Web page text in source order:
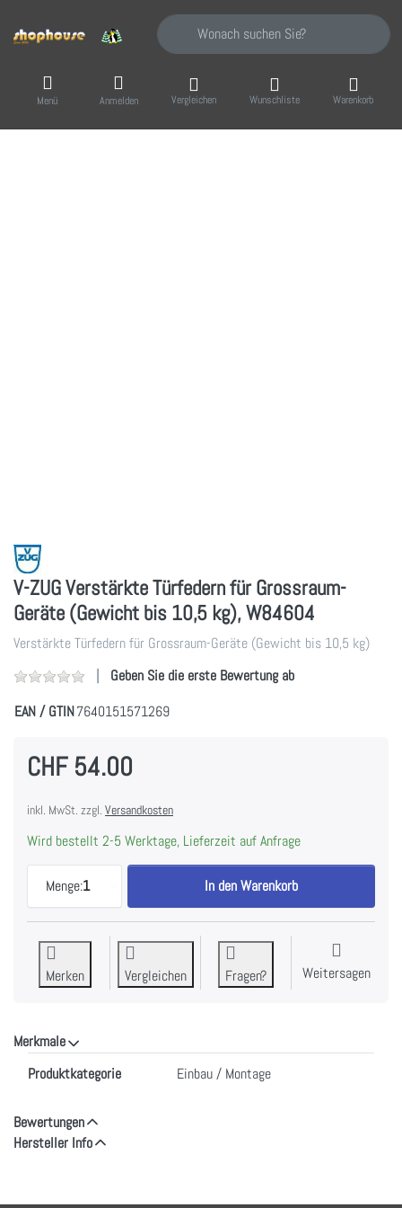
Geben Sie einen Suchbegriff ein. Während
Menü Anmelden Vergleichen Wunschliste Warenkorb
V-ZUG Verstärkte Türfedern für Grossraum-
Geräte (Gewicht bis 10,5 kg), W84604
Verstärkte Türfedern für Grossraum-Geräte (Gewicht bis 10,5 kg)
Geben Sie die erste Bewertung ab
EAN / GTIN7640151571269
CHF 54.00
inkl. MwSt. zzgl. Versandkosten
Wird bestellt 2-5 Werktage, Lieferzeit auf Anfrage
Menge:1
V-ZUG Verstärkte Türfedern für Grossraum-
In den Warenkorb
Merken Vergleichen Fragen? Weitersagen
Merkmale
Produktkategorie Einbau / Montage
Bewertungen
Hersteller Info